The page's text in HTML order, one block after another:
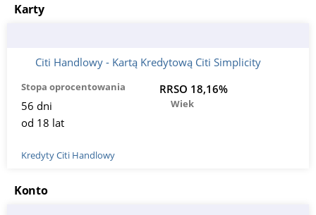
Karty
Citi Handlowy - Kartą Kredytową Citi Simplicity
Stopa oprocentowania
RRSO 18,16%
56 dni
Wiek
od 18 lat
Kredyty Citi Handlowy
Konto